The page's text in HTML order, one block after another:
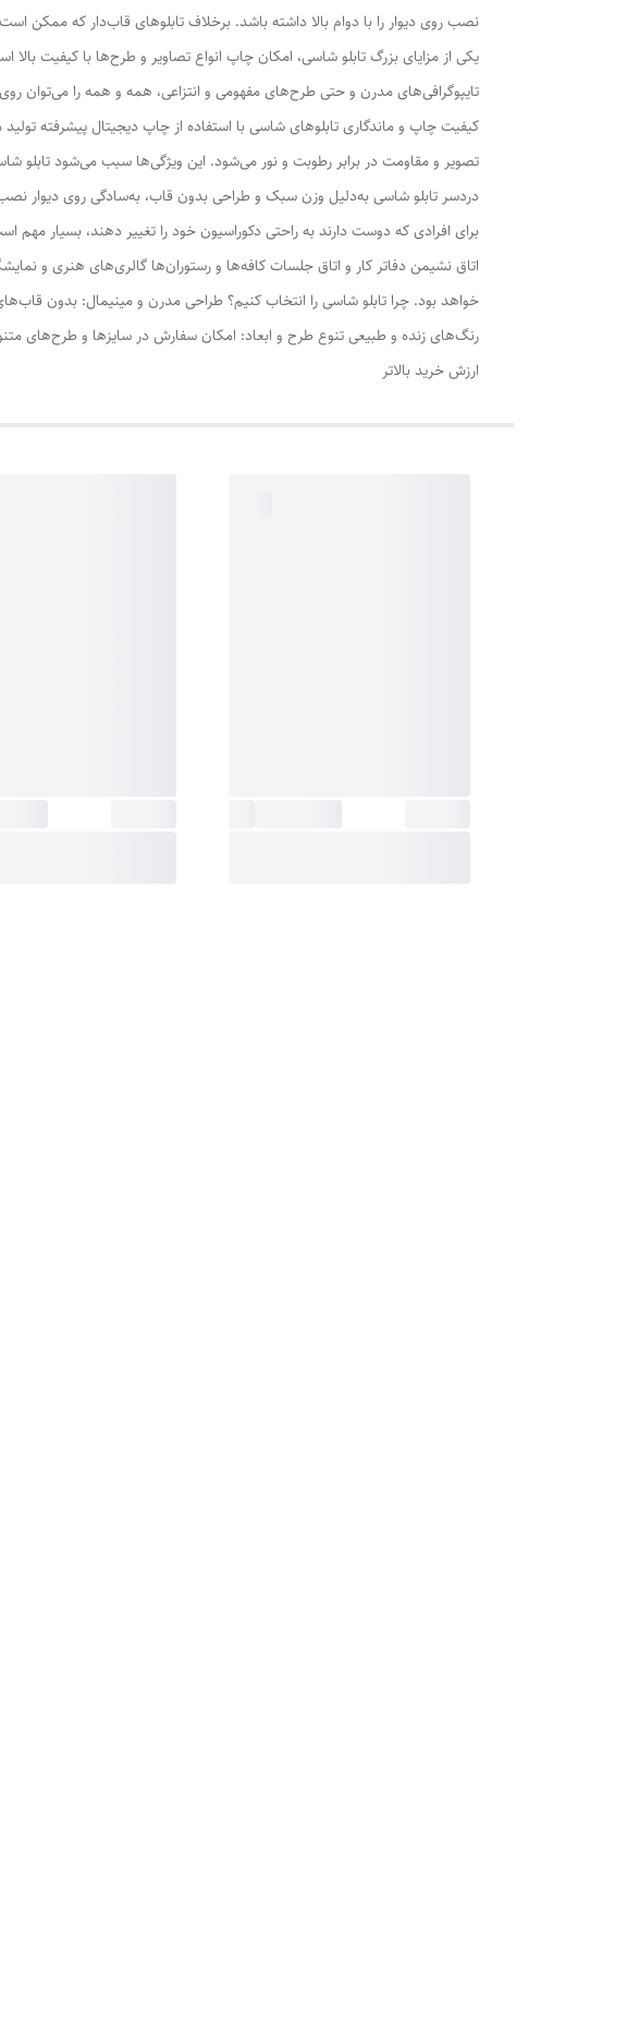
نصب روی دیوار را با دوام بالا داشته باشد. برخلاف تابلوهای قاب‌دار که
یکی از مزایای بزرگ تابلو شاسی، امکان چاپ انواع تصاویر و طرح‌ها با کیفیت
تایپوگرافی‌های مدرن و حتی طرح‌های مفهومی و انتزاعی، همه و همه را می‌توان
تصویر و مقاومت در برابر رطوبت و نور می‌شود. این ویژگی‌ها سبب می‌شود
دردسر تابلو شاسی به‌دلیل وزن سبک و طراحی بدون قاب، به‌سادگی روی دیوار
برای افرادی که دوست دارند به راحتی دکوراسیون خود را تغییر دهند، بسیار
اتاق نشیمن دفاتر کار و اتاق جلسات کافه‌ها و رستوران‌ها گالری‌های هنری و
خواهد بود. چرا تابلو شاسی را انتخاب کنیم؟ طراحی مدرن و مینیمال: بدون
رنگ‌های زنده و طبیعی تنوع طرح و ابعاد: امکان سفارش در سایزها و طرح‌های
ارزش خرید بالاتر